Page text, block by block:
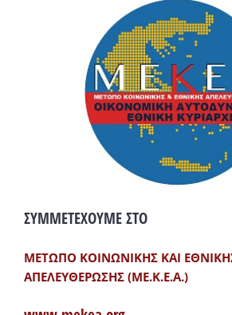
ΣΥΜΜΕΤΕΧΟΥΜΕ ΣΤΟ
ΜΕΤΩΠΟ ΚΟΙΝΩΝΙΚΗΣ ΚΑΙ
ΑΠΕΛΕΥΘΕΡΩΣΗΣ (ΜΕ.Κ.Ε.Α.)